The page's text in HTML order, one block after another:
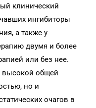
клинический
ингибиторы
а также у
двумя и более
или без нее.
высокой общей
но и
очагов в